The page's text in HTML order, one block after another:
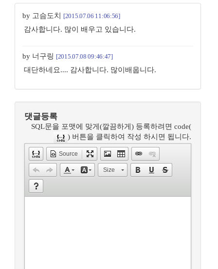
by 고슴도치 [2015.07.06 11:06:56]
감사합니다. 많이 배우고 있습니다.
by 너구링 [2015.07.08 09:46:47]
대단하네요.... 감사합니다. 많이배웁니다.
댓글등록
SQL문을 포맷에 맞게(깔끔하게) 등록하려면 code(
) 버튼을 클릭하여 작성 하시면 됩니다.
Source
Size